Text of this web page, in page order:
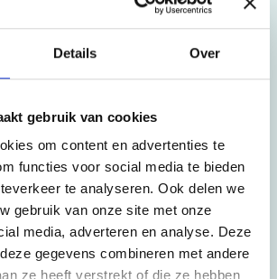
Details Over
gebruik van cookies
om content en advertenties te
functies voor social media te bieden
te analyseren. Ook delen we
gebruik van onze site met onze
media, adverteren en analyse. Deze
gegevens combineren met andere
ze heeft verstrekt of die ze hebben